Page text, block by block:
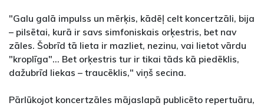
"Galu galā impulss un mērķis, kādēļ celt koncertzāli, bija
– pilsētai, kurā ir savs simfoniskais orķestris, bet nav
zāles. Šobrīd tā lieta ir mazliet, nezinu, vai lietot vārdu
"kroplīga"… Bet orķestris tur ir tikai tāds kā piedēklis,
dažubrīd liekas – traucēklis," viņš secina.
Pārlūkojot koncertzāles mājaslapā publicēto repertuāru,